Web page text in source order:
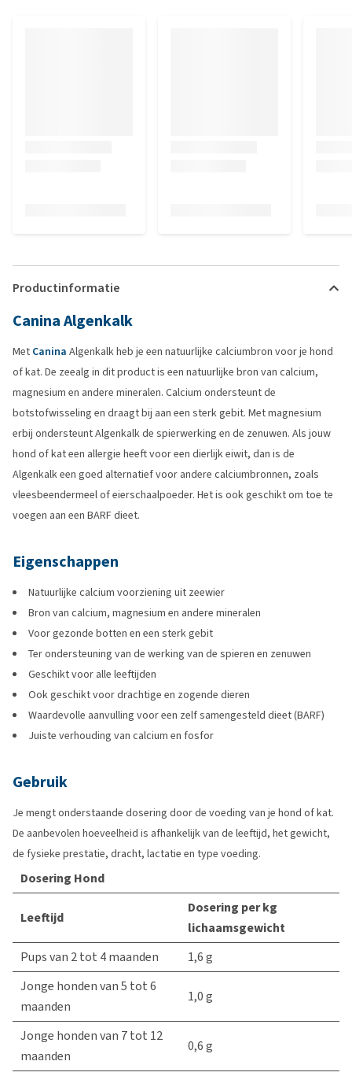
Productinformatie
Canina Algenkalk
Met Canina Algenkalk heb je een natuurlijke calciumbron voor je hond
of kat. De zeealg in dit product is een natuurlijke bron van calcium,
magnesium en andere mineralen. Calcium ondersteunt de
botstofwisseling en draagt bij aan een sterk gebit. Met magnesium
erbij ondersteunt Algenkalk de spierwerking en de zenuwen. Als jouw
hond of kat een allergie heeft voor een dierlijk eiwit, dan is de
Algenkalk een goed alternatief voor andere calciumbronnen, zoals
vleesbeendermeel of eierschaalpoeder. Het is ook geschikt om toe te
voegen aan een BARF dieet.
Eigenschappen
Natuurlijke calcium voorziening uit zeewier
Bron van calcium, magnesium en andere mineralen
Voor gezonde botten en een sterk gebit
Ter ondersteuning van de werking van de spieren en zenuwen
Geschikt voor alle leeftijden
Ook geschikt voor drachtige en zogende dieren
Waardevolle aanvulling voor een zelf samengesteld dieet (BARF)
Juiste verhouding van calcium en fosfor
Gebruik
Je mengt onderstaande dosering door de voeding van je hond of kat.
De aanbevolen hoeveelheid is afhankelijk van de leeftijd, het gewicht,
de fysieke prestatie, dracht, lactatie en type voeding.
Dosering Hond
Leeftijd
Dosering per kg
lichaamsgewicht
Pups van 2 tot 4 maanden
1,6 g
Jonge honden van 5 tot 6
maanden
1,0 g
Jonge honden van 7 tot 12
maanden
0,6 g